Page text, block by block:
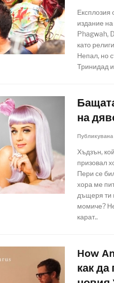
Експлозия
издание
Phagwah,
като
Непал, но
Тринидад
на
Публикувана
Хъдзън,
призовал
Пери се
хора ме
дъщеря ти
момиче?
карат..
How
как